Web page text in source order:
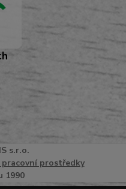
Ss.r.o.
prostředky
1990